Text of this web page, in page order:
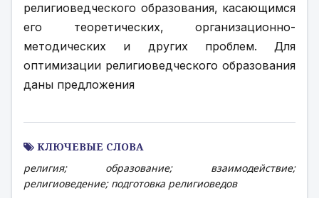
религиоведческого образования, касающимся
его теоретических, организационно-
методических и других проблем. Для
оптимизации религиоведческого образования
даны предложения
КЛЮЧЕВЫЕ СЛОВА
религия; образование; взаимодействие;
религиоведение; подготовка религиоведов